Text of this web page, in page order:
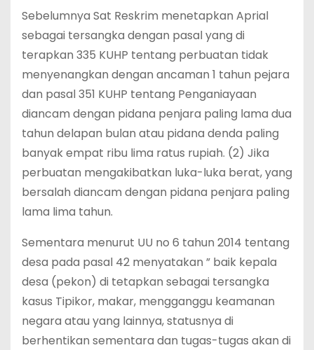
Sebelumnya Sat Reskrim menetapkan Aprial
sebagai tersangka dengan pasal yang di
terapkan 335 KUHP tentang perbuatan tidak
menyenangkan dengan ancaman 1 tahun pejara
dan pasal 351 KUHP tentang Penganiayaan
diancam dengan pidana penjara paling lama dua
tahun delapan bulan atau pidana denda paling
banyak empat ribu lima ratus rupiah. (2) Jika
perbuatan mengakibatkan luka-luka berat, yang
bersalah diancam dengan pidana penjara paling
lama lima tahun.
Sementara menurut UU no 6 tahun 2014 tentang
desa pada pasal 42 menyatakan ” baik kepala
desa (pekon) di tetapkan sebagai tersangka
kasus Tipikor, makar, mengganggu keamanan
negara atau yang lainnya, statusnya di
berhentikan sementara dan tugas-tugas akan di